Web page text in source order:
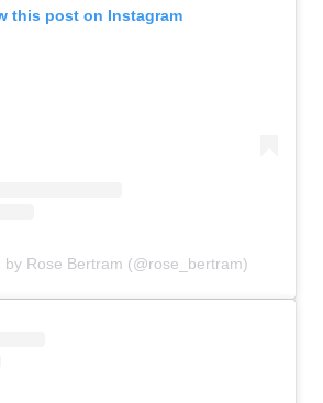
this post on Instagram
by Rose Bertram (@rose_bertram)